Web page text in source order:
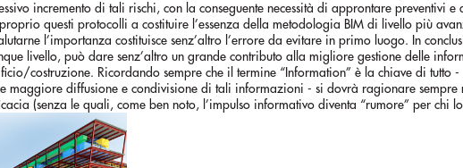
incremento di tali rischi, con la conseguente necessità di approntare preventivi
questi protocolli a costituire l’essenza della metodologia BIM di livello più
l’importanza costituisce senz’altro l’errore da evitare in primo luogo. In
livello, può dare senz’altro un grande contributo alla migliore gestione delle
costruzione. Ricordando sempre che il termine “Information” è la chiave di tutto
maggiore diffusione e condivisione di tali informazioni - si dovrà ragionare
(senza le quali, come ben noto, l’impulso informativo diventa “rumore” per chi